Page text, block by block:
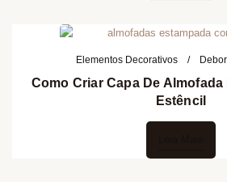
Elementos Decorativos
Como Criar Capa De
Estêncil